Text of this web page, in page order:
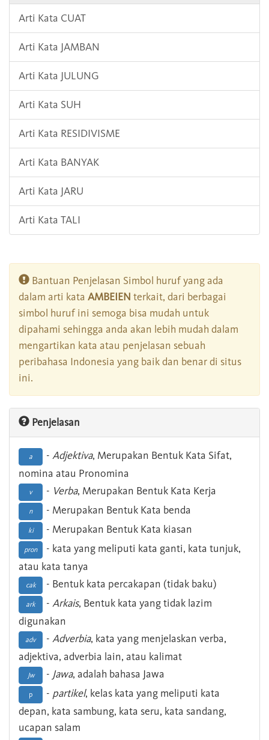
Arti Kata CUAT
Arti Kata JAMBAN
Arti Kata JULUNG
Arti Kata SUH
Arti Kata RESIDIVISME
Arti Kata BANYAK
Arti Kata JARU
Arti Kata TALI
Bantuan Penjelasan Simbol huruf yang ada
dalam arti kata AMBEIEN terkait, dari berbagai
simbol huruf ini semoga bisa mudah untuk
dipahami sehingga anda akan lebih mudah dalam
mengartikan kata atau penjelasan sebuah
peribahasa Indonesia yang baik dan benar di situs
ini.
Penjelasan
a - Adjektiva, Merupakan Bentuk Kata Sifat,
nomina atau Pronomina
v - Verba, Merupakan Bentuk Kata Kerja
n - Merupakan Bentuk Kata benda
ki - Merupakan Bentuk Kata kiasan
pron
- kata yang meliputi kata ganti, kata tunjuk,
atau kata tanya
cak - Bentuk kata percakapan (tidak baku)
ark - Arkais, Bentuk kata yang tidak lazim
digunakan
adv - Adverbia, kata yang menjelaskan verba,
adjektiva, adverbia lain, atau kalimat
Jw - Jawa, adalah bahasa Jawa
p - partikel, kelas kata yang meliputi kata
depan, kata sambung, kata seru, kata sandang,
ucapan salam